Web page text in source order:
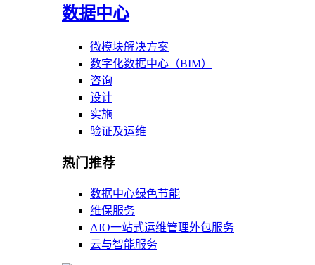
数据中心
微模块解决方案
数字化数据中心（BIM）
咨询
设计
实施
验证及运维
热门推荐
数据中心绿色节能
维保服务
AIO一站式运维管理外包服务
云与智能服务